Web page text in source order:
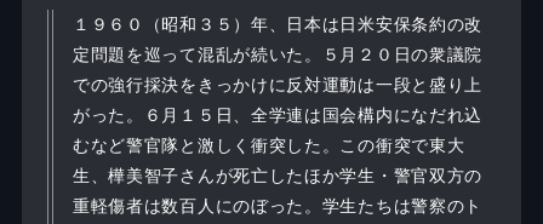
１９６０（昭和３５）年、日本は日米安保条約の改
定問題を巡って混乱が続いた。５月２０日の衆議院
での強行採決をきっかけに反対運動は一段と盛り上
がった。６月１５日、全学連は国会構内になだれ込
むなど警官隊と激しく衝突した。この衝突で東大
生、樺美智子さんが死亡したほか学生・警官双方の
重軽傷者は数百人にのぼった。学生たちは警察のト